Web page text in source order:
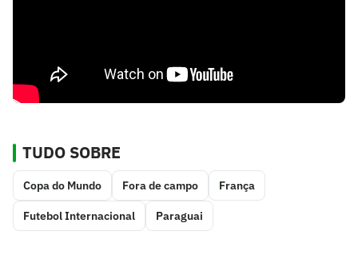
TUDO SOBRE
Copa do Mundo Fora de campo França
Futebol Internacional Paraguai